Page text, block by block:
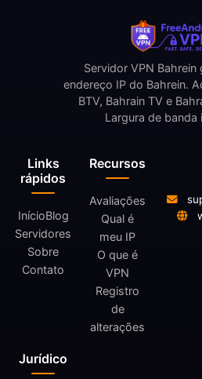
Links
rápidos
InícioBlog
Servidores
Sobre
Contato
Recursos
Avaliações
Qual é
meu IP
O que é
VPN
Registro
de
alterações
Jurídico
Servidor VPN
endereço IP do Bahrein.
BTV, Bahrain TV e
Largura de banda